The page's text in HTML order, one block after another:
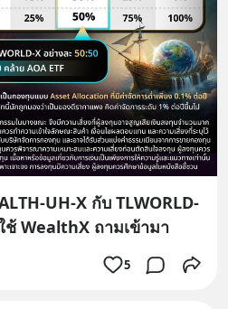
UH-X กับ TLWORLD-
WealthX ถามเข้ามา
5